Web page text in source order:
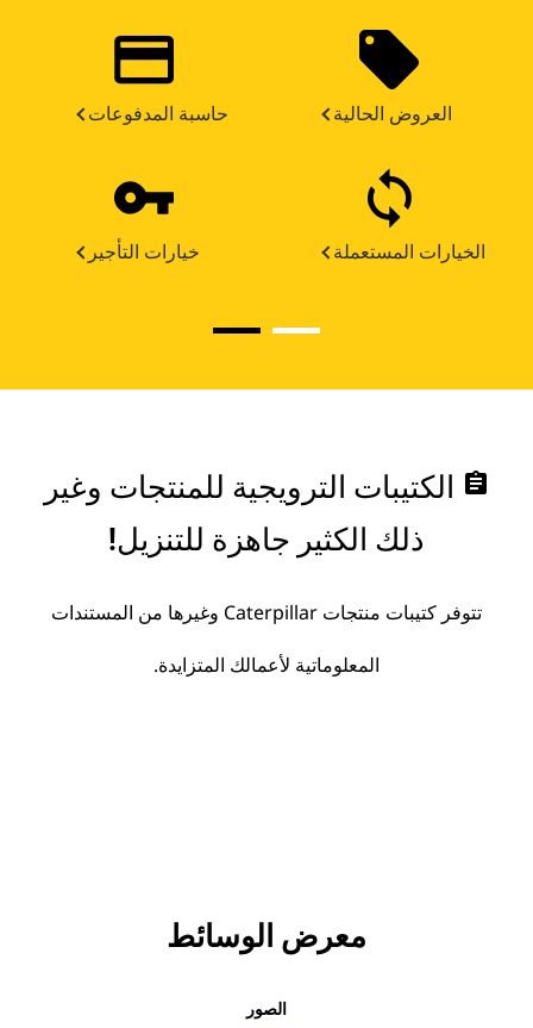
حاسبة المدفوعات العروض الحالية
خيارات التأجير الخيارات المستعملة
assignment الكتيبات الترويجية للمنتجات وغير
ذلك الكثير جاهزة للتنزيل!
تتوفر كتيبات منتجات Caterpillar وغيرها من المستندات
المعلوماتية لأعمالك المتزايدة.
معرض الوسائط
الصور